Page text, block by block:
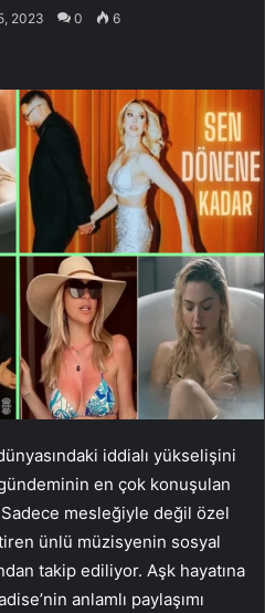
2023 0 6
iddialı yükselişini
en çok konuşulan
mesleğiyle değil özel
ünlü müzisyenin sosyal
takip ediliyor. Aşk hayatına
anlamlı paylaşımı